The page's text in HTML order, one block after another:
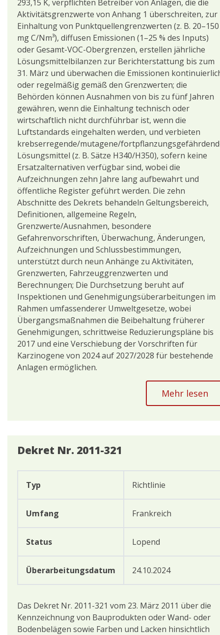
293,15 K, verpflichten Betreiber von Anlagen, die die
Aktivitätsgrenzwerte von Anhang 1 überschreiten, zur
Einhaltung von Punktquellengrenzwerten (z. B. 20–150
mg C/Nm³), diffusen Emissionen (1–25 % des Inputs)
oder Gesamt-VOC-Obergrenzen, erstellen jährliche
Lösungsmittelbilanzen zur Berichterstattung bis zum
31. März und überwachen die Emissionen
oder regelmäßig gemäß den Grenzwerten; die
Behörden können Ausnahmen von bis zu fünf Jahren
gewähren, wenn die Einhaltung technisch oder
wirtschaftlich nicht durchführbar ist, wenn die
Luftstandards eingehalten werden, und verbieten
krebserregende/mutagene/
Lösungsmittel (z. B. Sätze H340/H350), sofern keine
Ersatzalternativen verfügbar sind, wobei die
Aufzeichnungen zehn Jahre lang aufbewahrt und
öffentliche Register geführt werden. Die zehn
Abschnitte des Dekrets behandeln Geltungsbereich,
Definitionen, allgemeine Regeln,
Grenzwerte/Ausnahmen, besondere
Gefahrenvorschriften, Überwachung, Änderungen,
Aufzeichnungen und Schlussbestimmungen,
unterstützt durch neun Anhänge zu Aktivitäten,
Grenzwerten, Fahrzeuggrenzwerten und
Berechnungen; Die Durchsetzung beruht auf
Inspektionen und Genehmigungsüberarbeitungen im
Rahmen umfassenderer Umweltgesetze, wobei
Übergangsmaßnahmen die Beibehaltung früherer
Genehmigungen, schrittweise Reduzierungspläne bis
2017 und eine Verschiebung der Vorschriften für
Karzinogene von 2024 auf 2027/2028 für bestehende
Anlagen ermöglichen.
Mehr lesen
Dekret Nr. 2011-321
Typ
Umfang
Status
Überarbeitungsdatum
Richtlinie
Frankreich
Lopend
24.10.2024
Das Dekret Nr. 2011-321 vom 23. März 2011 über die
Kennzeichnung von Bauprodukten oder Wand- oder
Bodenbelägen sowie Farben und Lacken hinsichtlich